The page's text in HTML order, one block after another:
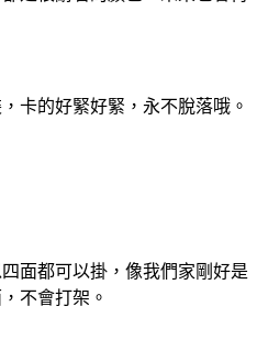
卡的好緊好緊，永不脫落哦。
面都可以掛，像我們家剛好是
不會打架。